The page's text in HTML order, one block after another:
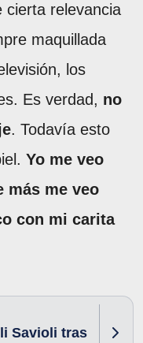
cierta relevancia
maquillada
los
Es verdad, no
. Todavía esto
Yo me veo
más me veo
con mi carita
Savioli tras